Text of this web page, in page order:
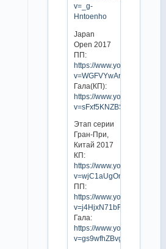
v=_g-
Hntoenho
Japan
Open 2017
ПП:
https://www.youtube.com/
v=WGFVYwArMbc
Гала(КП):
https://www.youtube.com/
v=sFxf5KNZBSQ
Этап серии
Гран-При,
Китай 2017
КП:
https://www.youtube.com/
v=wjC1aUgOmtU
ПП:
https://www.youtube.com/
v=j4HjxN71bFw
Гала:
https://www.youtube.com/
v=gs9wfhZBvgY